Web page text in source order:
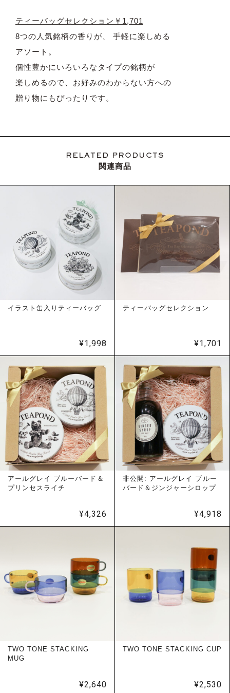
ティーバッグセレクション￥1,701
8つの人気銘柄の香りが、 手軽に楽しめる
アソート。
個性豊かにいろいろなタイプの銘柄が
楽しめるので、お好みのわからない方への
贈り物にもぴったりです。
RELATED PRODUCTS
関連商品
イラスト缶入りティーバッグ
¥1,998
ティーバッグセレクション
¥1,701
アールグレイ ブルーバード＆
プリンセスライチ
¥4,326
非公開: アールグレイ ブルー
バード＆ジンジャーシロップ
¥4,918
TWO TONE STACKING
MUG
¥2,640
TWO TONE STACKING CUP
¥2,530